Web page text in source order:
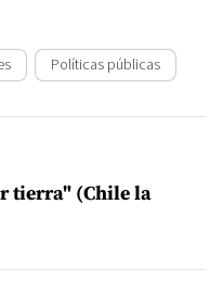
Políticas públicas
tierra" (Chile la